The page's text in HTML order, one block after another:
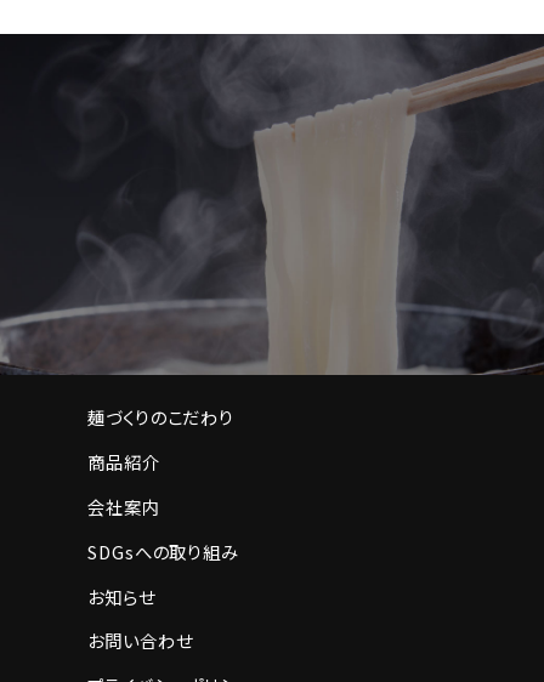
麺づくりのこだわり
商品紹介
会社案内
SDGsへの取り組み
お知らせ
お問い合わせ